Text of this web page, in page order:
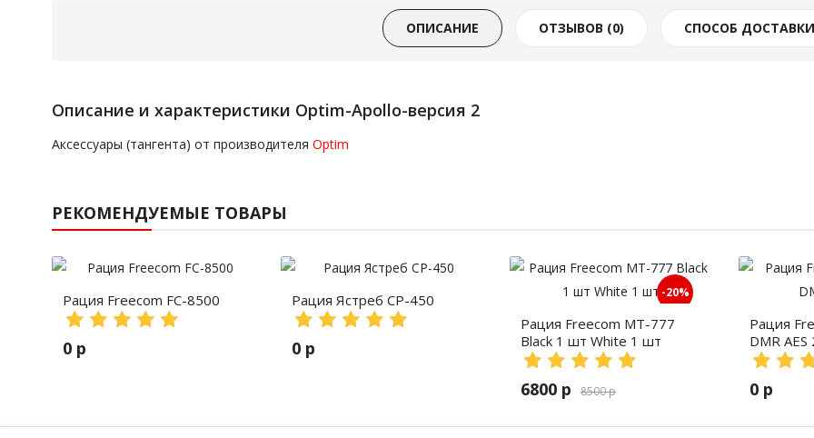
ОПИСАНИЕ ОТЗЫВОВ (0) СПОСОБ ДОСТАВКИ
Описание и характеристики Optim-Apollo-версия 2
Аксессуары (тангента) от производителя Optim
РЕКОМЕНДУЕМЫЕ ТОВАРЫ
Рация Freecom FC-8500
0 р
Рация Ястреб СР-450
0 р
-20%
Рация Freecom MT-777
Black 1 шт White 1 шт
6800 р 8500 р
Рация
DMR AES
0 р